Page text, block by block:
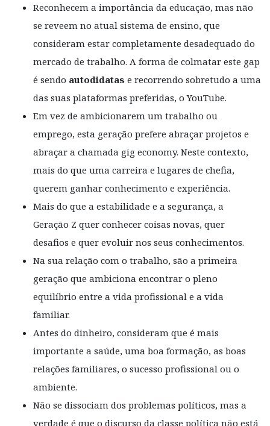
Reconhecem a importância da educação, mas não
se reveem no atual sistema de ensino, que
consideram estar completamente desadequado do
mercado de trabalho. A forma de colmatar este gap
é sendo autodidatas e recorrendo sobretudo a uma
das suas plataformas preferidas, o YouTube.
Em vez de ambicionarem um trabalho ou
emprego, esta geração prefere abraçar projetos e
abraçar a chamada gig economy. Neste contexto,
mais do que uma carreira e lugares de chefia,
querem ganhar conhecimento e experiência.
Mais do que a estabilidade e a segurança, a
Geração Z quer conhecer coisas novas, quer
desafios e quer evoluir nos seus conhecimentos.
Na sua relação com o trabalho, são a primeira
geração que ambiciona encontrar o pleno
equilíbrio entre a vida profissional e a vida
familiar.
Antes do dinheiro, consideram que é mais
importante a saúde, uma boa formação, as boas
relações familiares, o sucesso profissional ou o
ambiente.
Não se dissociam dos problemas políticos, mas a
verdade é que o discurso da classe política não está